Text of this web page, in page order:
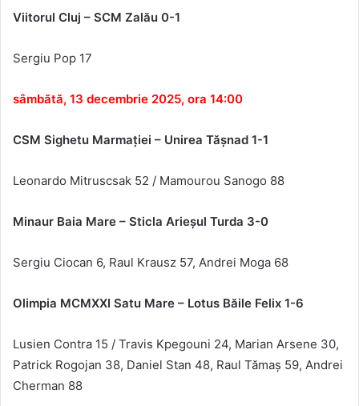
Viitorul Cluj – SCM Zalău 0-1
Sergiu Pop 17
sâmbătă, 13 decembrie 2025, ora 14:00
CSM Sighetu Marmaţiei – Unirea Tăşnad 1-1
Leonardo Mitruscsak 52 / Mamourou Sanogo 88
Minaur Baia Mare – Sticla Arieşul Turda 3-0
Sergiu Ciocan 6, Raul Krausz 57, Andrei Moga 68
Olimpia MCMXXI Satu Mare – Lotus Băile Felix 1-6
Lusien Contra 15 / Travis Kpegouni 24, Marian Arsene 30,
Patrick Rogojan 38, Daniel Stan 48, Raul Tămaș 59, Andrei
Cherman 88